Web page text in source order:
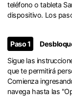
teléfono o tableta
dispositivo. Los
Paso 1
Sigue las
que te permitirá
Comienza
navega hasta las